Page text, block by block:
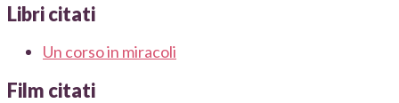
Libri citati
Un corso in miracoli
Film citati